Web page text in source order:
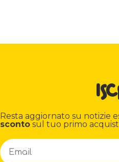
Resta aggiornato su notizie
sconto sul tuo primo